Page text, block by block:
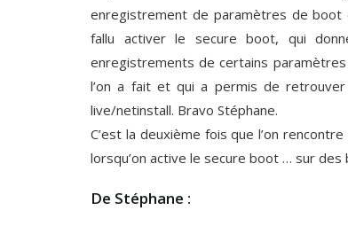
enregistrement de paramètres de
fallu activer le secure boot, qui
enregistrements de certains
l’on a fait et qui a permis de
live/netinstall. Bravo Stéphane.
C’est la deuxième fois que l’on
lorsqu’on active le secure boot … sur des
De Stéphane :